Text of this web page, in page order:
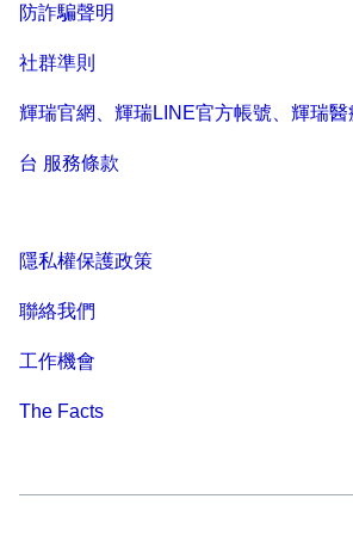
防詐騙聲明
社群準則
輝瑞官網、輝瑞LINE官方帳號、輝瑞
台 服務條款
隱私權保護政策
聯絡我們
工作機會
The Facts